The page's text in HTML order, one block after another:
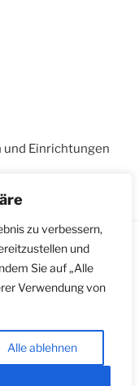
zu verbessern,
und
Sie auf „Alle
Verwendung von
Alle ablehnen
und Einrichtungen
Meldestelle